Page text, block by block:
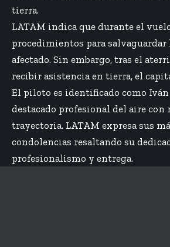
tierra.
LATAM indica que durante el
procedimientos para
afectado. Sin embargo, tras el
recibir asistencia en tierra, el
El piloto es identificado como Iván
destacado profesional del aire con
trayectoria. LATAM expresa sus
condolencias resaltando su
profesionalismo y entrega.